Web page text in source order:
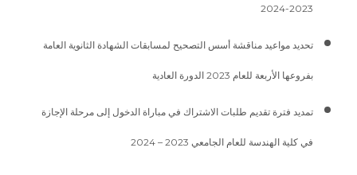
2023-2024
تحديد مواعيد مناقشة أسس التصحيح لمسابقات الشهادة الثانوية العامة
بفروعها الأربعة للعام 2023 الدورة العادية
تمديد فترة تقديم طلبات الاشتراك في مباراة الدخول إلى مرحلة الإجازة
في كلية الهندسة للعام الجامعي 2023 – 2024